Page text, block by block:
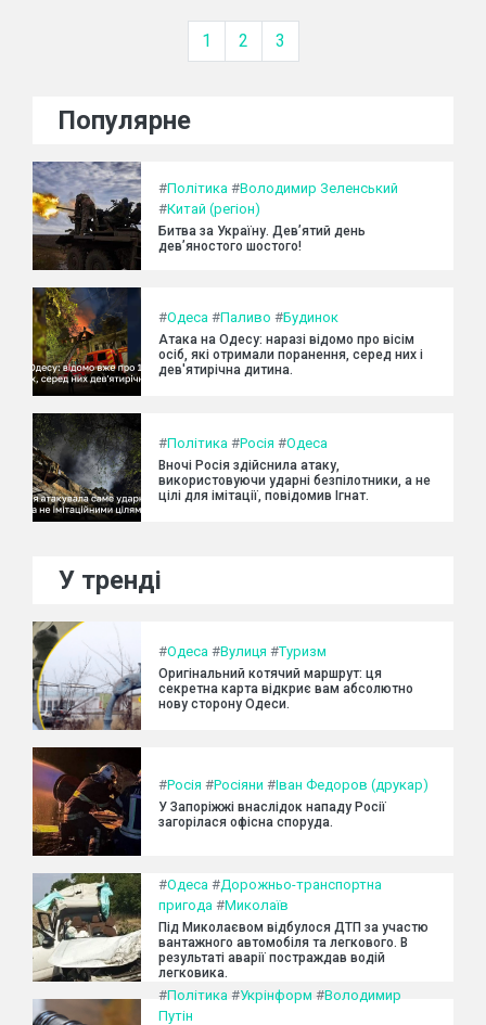
1 2 3
Популярне
#Політика #Володимир Зеленський
#Китай (регіон)
Битва за Україну. Дев’ятий день
дев’яностого шостого!
#Одеса #Паливо #Будинок
Атака на Одесу: наразі відомо про вісім
осіб, які отримали поранення, серед них і
дев'ятирічна дитина.
#Політика #Росія #Одеса
Вночі Росія здійснила атаку,
використовуючи ударні безпілотники, а не
цілі для імітації, повідомив Ігнат.
У тренді
#Одеса #Вулиця #Туризм
Оригінальний котячий маршрут: ця
секретна карта відкриє вам абсолютно
нову сторону Одеси.
#Росія #Росіяни #Іван Федоров (друкар)
У Запоріжжі внаслідок нападу Росії
загорілася офісна споруда.
#Одеса #Дорожньо-транспортна
пригода #Миколаїв
Під Миколаєвом відбулося ДТП за участю
вантажного автомобіля та легкового. В
результаті аварії постраждав водій
легковика.
#Політика #Укрінформ #Володимир
Путін